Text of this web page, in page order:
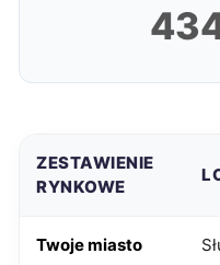
ZESTAWIENIE
RYNKOWE
Twoje miasto